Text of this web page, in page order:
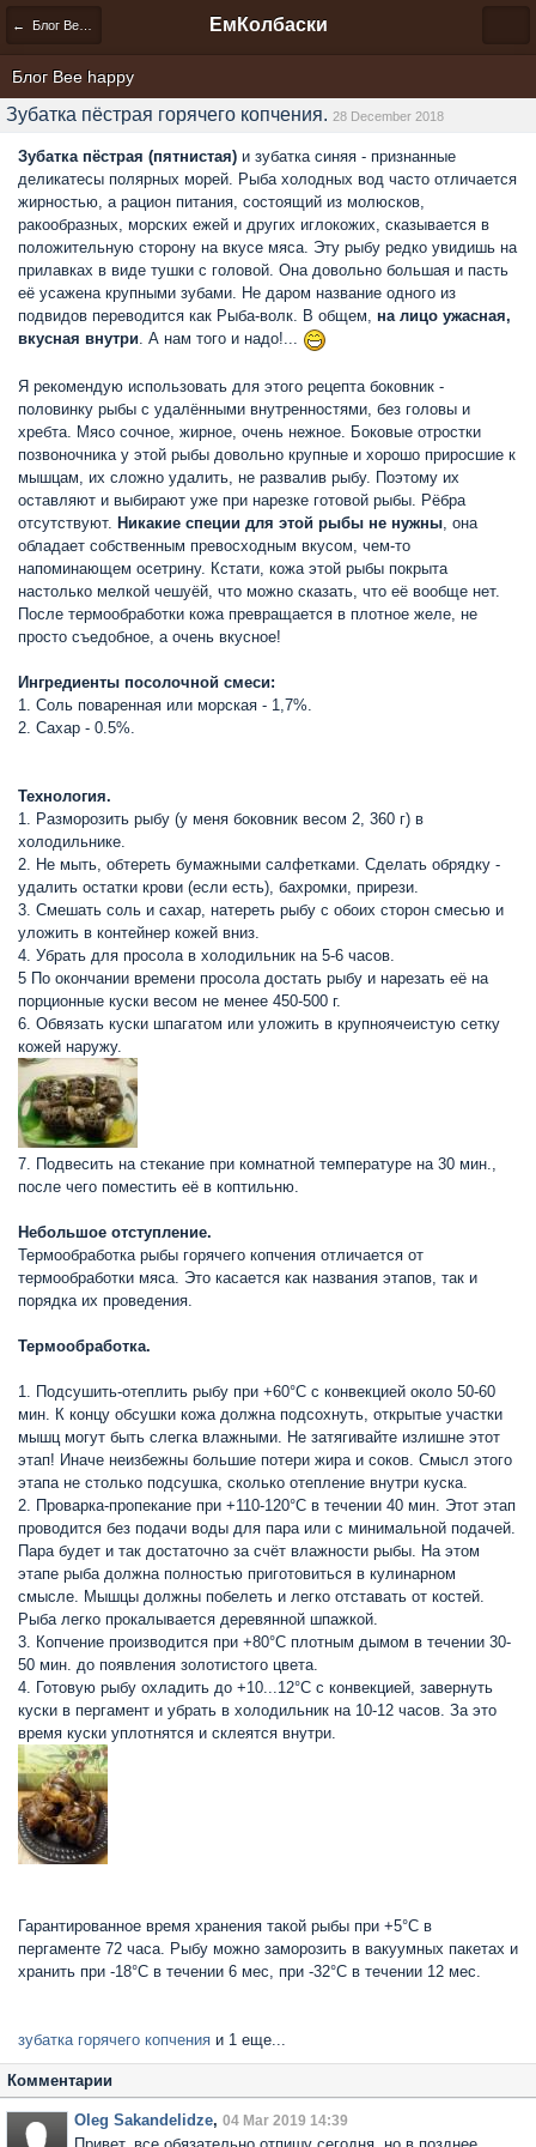
← Блог Bee happy ЕмКолбаски
Блог Bee happy
Зубатка пёстрая горячего копчения. 28 December 2018
Зубатка пёстрая (пятнистая) и зубатка синяя - признанные
деликатесы полярных морей. Рыба холодных вод часто отличается
жирностью, а рацион питания, состоящий из молюсков,
ракообразных, морских ежей и других иглокожих, сказывается в
положительную сторону на вкусе мяса. Эту рыбу редко увидишь на
прилавках в виде тушки с головой. Она довольно большая и пасть
её усажена крупными зубами. Не даром название одного из
подвидов переводится как Рыба-волк. В общем, на лицо ужасная,
вкусная внутри. А нам того и надо!...
Я рекомендую использовать для этого рецепта боковник -
половинку рыбы с удалёнными внутренностями, без головы и
хребта. Мясо сочное, жирное, очень нежное. Боковые отростки
позвоночника у этой рыбы довольно крупные и хорошо приросшие к
мышцам, их сложно удалить, не развалив рыбу. Поэтому их
оставляют и выбирают уже при нарезке готовой рыбы. Рёбра
отсутствуют. Никакие специи для этой рыбы не нужны , она
обладает собственным превосходным вкусом, чем-то
напоминающем осетрину. Кстати, кожа этой рыбы покрыта
настолько мелкой чешуёй, что можно сказать, что её вообще нет.
После термообработки кожа превращается в плотное желе, не
просто съедобное, а очень вкусное!
Ингредиенты посолочной смеси:
1. Соль поваренная или морская - 1,7%.
2. Сахар - 0.5%.
Технология.
1. Разморозить рыбу (у меня боковник весом 2, 360 г) в
холодильнике.
2. Не мыть, обтереть бумажными салфетками. Сделать обрядку -
удалить остатки крови (если есть), бахромки, прирези.
3. Смешать соль и сахар, натереть рыбу с обоих сторон смесью и
уложить в контейнер кожей вниз.
4. Убрать для просола в холодильник на 5-6 часов.
5 По окончании времени просола достать рыбу и нарезать её на
порционные куски весом не менее 450-500 г.
6. Обвязать куски шпагатом или уложить в крупноячеистую сетку
кожей наружу.
7. Подвесить на стекание при комнатной температуре на 30 мин.,
после чего поместить её в коптильню.
Небольшое отступление.
Термообработка рыбы горячего копчения отличается от
термообработки мяса. Это касается как названия этапов, так и
порядка их проведения.
Термообработка.
1. Подсушить-отеплить рыбу при +60°С с конвекцией около 50-60
мин. К концу обсушки кожа должна подсохнуть, открытые участки
мышц могут быть слегка влажными. Не затягивайте излишне этот
этап! Иначе неизбежны большие потери жира и соков. Смысл этого
этапа не столько подсушка, сколько отепление внутри куска.
2. Проварка-пропекание при +110-120°С в течении 40 мин. Этот этап
проводится без подачи воды для пара или с минимальной подачей.
Пара будет и так достаточно за счёт влажности рыбы. На этом
этапе рыба должна полностью приготовиться в кулинарном
смысле. Мышцы должны побелеть и легко отставать от костей.
Рыба легко прокалывается деревянной шпажкой.
3. Копчение производится при +80°С плотным дымом в течении 30-
50 мин. до появления золотистого цвета.
4. Готовую рыбу охладить до +10...12°С с конвекцией, завернуть
куски в пергамент и убрать в холодильник на 10-12 часов. За это
время куски уплотнятся и склеятся внутри.
Гарантированное время хранения такой рыбы при +5°С в
пергаменте 72 часа. Рыбу можно заморозить в вакуумных пакетах и
хранить при -18°С в течении 6 мес, при -32°С в течении 12 мес.
зубатка горячего копчения и 1 еще...
Комментарии
Oleg Sakandelidze, 04 Mar 2019 14:39